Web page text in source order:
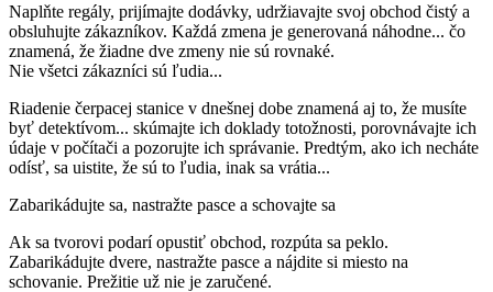
Naplňte regály, prijímajte dodávky, udržiavajte svoj obchod čistý a
obsluhujte zákazníkov. Každá zmena je generovaná náhodne... čo
znamená, že žiadne dve zmeny nie sú rovnaké.
Nie všetci zákazníci sú ľudia...
Riadenie čerpacej stanice v dnešnej dobe znamená aj to, že musíte
byť detektívom... skúmajte ich doklady totožnosti, porovnávajte ich
údaje v počítači a pozorujte ich správanie. Predtým, ako ich necháte
odísť, sa uistite, že sú to ľudia, inak sa vrátia...
Zabarikádujte sa, nastražte pasce a schovajte sa
Ak sa tvorovi podarí opustiť obchod, rozpúta sa peklo.
Zabarikádujte dvere, nastražte pasce a nájdite si miesto na
schovanie. Prežitie už nie je zaručené.